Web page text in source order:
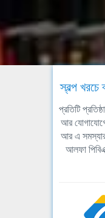
স্বল্প
প্রতিটি
আর
আর এ
আলফা